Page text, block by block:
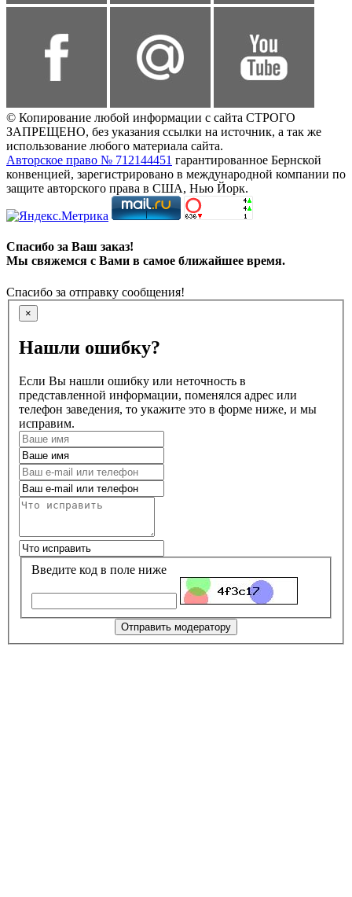
© Копирование любой информации с сайта СТРОГО
ЗАПРЕЩЕНО, без указания ссылки на источник, а так же
использование любого материала сайта.
Авторское право № 712144451 гарантированное Бернской
конвенцией, зарегистрировано в международной компании по
защите авторского права в США, Нью Йорк.
Спасибо за Ваш заказ!
Мы свяжемся с Вами в самое ближайшее время.
Спасибо за отправку сообщения!
×
Нашли ошибку?
Если Вы нашли ошибку или неточность в
представленной информации, поменялся адрес или
телефон заведения, то укажите это в форме ниже, и мы
исправим.
Введите код в поле ниже
Отправить модератору